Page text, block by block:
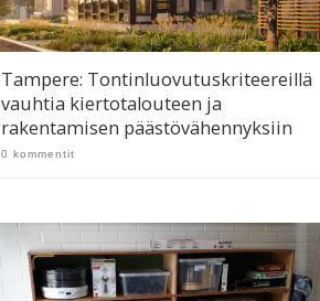
Tampere: Tontinluovutuskriteereillä
vauhtia kiertotalouteen ja
rakentamisen päästövähennyksiin
0 kommentit